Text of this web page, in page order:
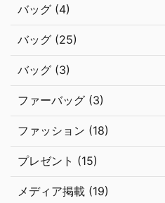
バッグ (4)
バッグ (25)
バッグ (3)
ファーバッグ (3)
ファッション (18)
プレゼント (15)
メディア掲載 (19)